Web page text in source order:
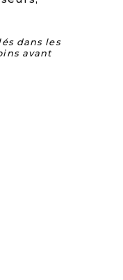
dans les
avant